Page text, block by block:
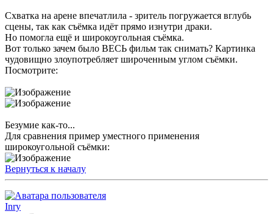
Схватка на арене впечатлила - зритель погружается вглубь
сцены, так как съёмка идёт прямо изнутри драки.
Но помогла ещё и широкоугольная съёмка.
Вот только зачем было ВЕСЬ фильм так снимать? Картинка
чудовищно злоупотребляет широченным углом съёмки.
Посмотрите:
Безумие как-то...
Для сравнения пример уместного применения
широкоугольной съёмки:
Вернуться к началу
Inry